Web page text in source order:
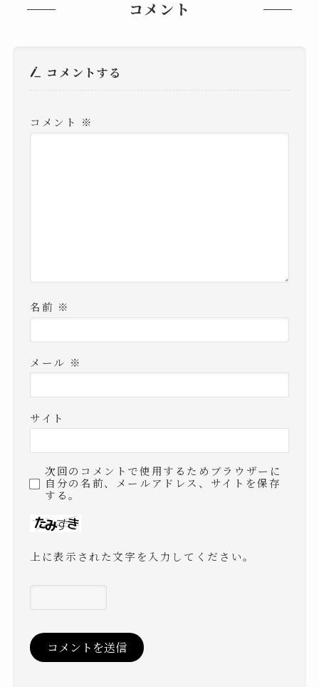
コメント
コメントする
コメント ※
名前 ※
メール ※
サイト
次回のコメントで使用するためブラウザーに
自分の名前、メールアドレス、サイトを保存
する。
上に表示された文字を入力してください。